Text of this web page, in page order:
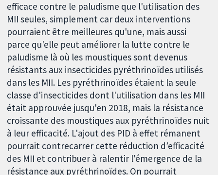
efficace contre le paludisme que l'utilisation des
MII seules, simplement car deux interventions
pourraient être meilleures qu'une, mais aussi
parce qu'elle peut améliorer la lutte contre le
paludisme là où les moustiques sont devenus
résistants aux insecticides pyréthrinoïdes utilisés
dans les MII. Les pyréthrinoïdes étaient la seule
classe d'insecticides dont l'utilisation dans les MII
était approuvée jusqu'en 2018, mais la résistance
croissante des moustiques aux pyréthrinoïdes nuit
à leur efficacité. L'ajout des PID à effet rémanent
pourrait contrecarrer cette réduction d’efficacité
des MII et contribuer à ralentir l'émergence de la
résistance aux pyréthrinoïdes. On pourrait